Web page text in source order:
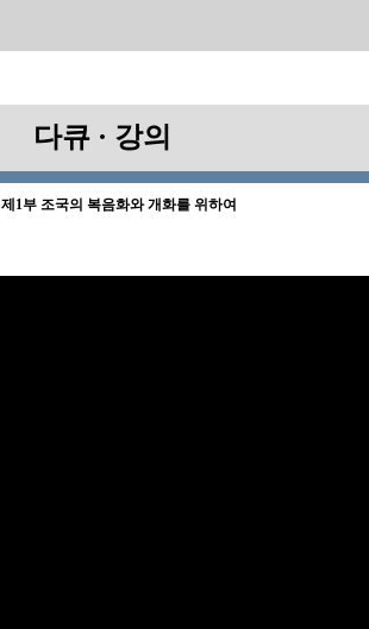
다큐 · 강의
제1부 조국의 복음화와 개화를 위하여